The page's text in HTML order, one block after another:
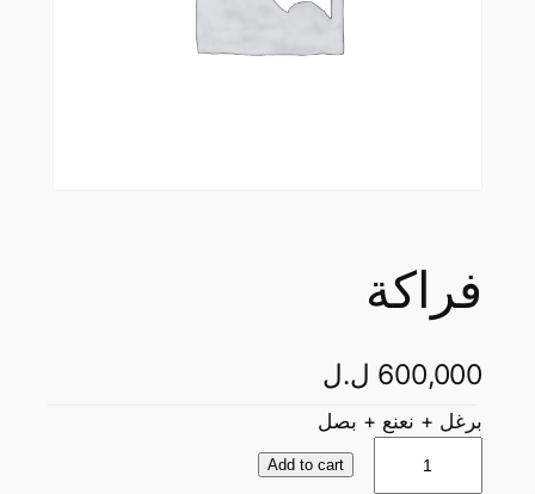
فراكة
600,000 ل.ل
برغل + نعنع + بصل
Add to cart